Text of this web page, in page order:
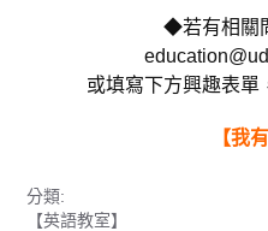
◆若有相關
或填寫下方興趣表單
【我
分類:
【英語教室】